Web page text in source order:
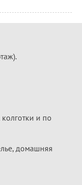
и по
домашняя